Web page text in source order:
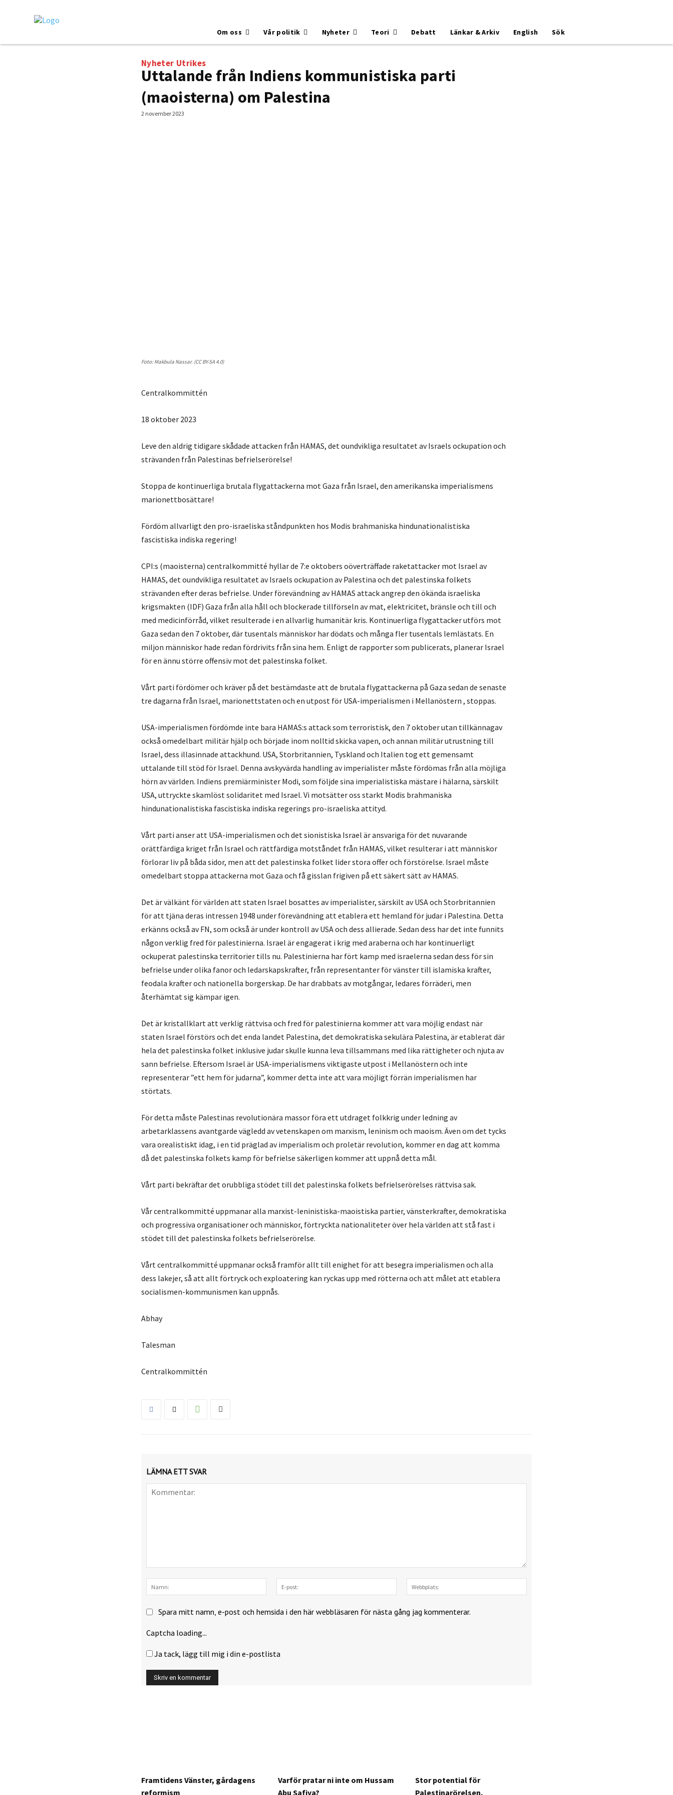
Om oss Vår politik Nyheter Teori Debatt Länkar & Arkiv English Sök
Nyheter Utrikes
Uttalande från Indiens kommunistiska parti
(maoisterna) om Palestina
2 november 2023
Foto: Makbula Nassar. (CC BY-SA 4.0)
Centralkommittén
18 oktober 2023
Leve den aldrig tidigare skådade attacken från HAMAS, det oundvikliga resultatet av Israels ockupation och
strävanden från Palestinas befrielserörelse!
Stoppa de kontinuerliga brutala flygattackerna mot Gaza från Israel, den amerikanska imperialismens
marionettbosättare!
Fördöm allvarligt den pro-israeliska ståndpunkten hos Modis brahmaniska hindunationalistiska
fascistiska indiska regering!
CPI:s (maoisterna) centralkommitté hyllar de 7:e oktobers oöverträffade raketattacker mot Israel av
HAMAS, det oundvikliga resultatet av Israels ockupation av Palestina och det palestinska folkets
strävanden efter deras befrielse. Under förevändning av HAMAS attack angrep den ökända israeliska
krigsmakten (IDF) Gaza från alla håll och blockerade tillförseln av mat, elektricitet, bränsle och till och
med medicinförråd, vilket resulterade i en allvarlig humanitär kris. Kontinuerliga flygattacker utförs mot
Gaza sedan den 7 oktober, där tusentals människor har dödats och många fler tusentals lemlästats. En
miljon människor hade redan fördrivits från sina hem. Enligt de rapporter som publicerats, planerar Israel
för en ännu större offensiv mot det palestinska folket.
Vårt parti fördömer och kräver på det bestämdaste att de brutala flygattackerna på Gaza sedan de senaste
tre dagarna från Israel, marionettstaten och en utpost för USA-imperialismen i Mellanöstern , stoppas.
USA-imperialismen fördömde inte bara HAMAS:s attack som terroristisk, den 7 oktober utan tillkännagav
också omedelbart militär hjälp och började inom nolltid skicka vapen, och annan militär utrustning till
Israel, dess illasinnade attackhund. USA, Storbritannien, Tyskland och Italien tog ett gemensamt
uttalande till stöd för Israel. Denna avskyvärda handling av imperialister måste fördömas från alla möjliga
hörn av världen. Indiens premiärminister Modi, som följde sina imperialistiska mästare i hälarna, särskilt
USA, uttryckte skamlöst solidaritet med Israel. Vi motsätter oss starkt Modis brahmaniska
hindunationalistiska fascistiska indiska regerings pro-israeliska attityd.
Vårt parti anser att USA-imperialismen och det sionistiska Israel är ansvariga för det nuvarande
orättfärdiga kriget från Israel och rättfärdiga motståndet från HAMAS, vilket resulterar i att människor
förlorar liv på båda sidor, men att det palestinska folket lider stora offer och förstörelse. Israel måste
omedelbart stoppa attackerna mot Gaza och få gisslan frigiven på ett säkert sätt av HAMAS.
Det är välkänt för världen att staten Israel bosattes av imperialister, särskilt av USA och Storbritannien
för att tjäna deras intressen 1948 under förevändning att etablera ett hemland för judar i Palestina. Detta
erkänns också av FN, som också är under kontroll av USA och dess allierade. Sedan dess har det inte funnits
någon verklig fred för palestinierna. Israel är engagerat i krig med araberna och har kontinuerligt
ockuperat palestinska territorier tills nu. Palestinierna har fört kamp med israelerna sedan dess för sin
befrielse under olika fanor och ledarskapskrafter, från representanter för vänster till islamiska krafter,
feodala krafter och nationella borgerskap. De har drabbats av motgångar, ledares förräderi, men
återhämtat sig kämpar igen.
Det är kristallklart att verklig rättvisa och fred för palestinierna kommer att vara möjlig endast när
staten Israel förstörs och det enda landet Palestina, det demokratiska sekulära Palestina, är etablerat där
hela det palestinska folket inklusive judar skulle kunna leva tillsammans med lika rättigheter och njuta av
sann befrielse. Eftersom Israel är USA-imperialismens viktigaste utpost i Mellanöstern och inte
representerar ”ett hem för judarna”, kommer detta inte att vara möjligt förrän imperialismen har
störtats.
För detta måste Palestinas revolutionära massor föra ett utdraget folkkrig under ledning av
arbetarklassens avantgarde vägledd av vetenskapen om marxism, leninism och maoism. Även om det tycks
vara orealistiskt idag, i en tid präglad av imperialism och proletär revolution, kommer en dag att komma
då det palestinska folkets kamp för befrielse säkerligen kommer att uppnå detta mål.
Vårt parti bekräftar det orubbliga stödet till det palestinska folkets befrielserörelses rättvisa sak.
Vår centralkommitté uppmanar alla marxist-leninistiska-maoistiska partier, vänsterkrafter, demokratiska
och progressiva organisationer och människor, förtryckta nationaliteter över hela världen att stå fast i
stödet till det palestinska folkets befrielserörelse.
Vårt centralkommitté uppmanar också framför allt till enighet för att besegra imperialismen och alla
dess lakejer, så att allt förtryck och exploatering kan ryckas upp med rötterna och att målet att etablera
socialismen-kommunismen kan uppnås.
Abhay
Talesman
Centralkommittén
LÄMNA ETT SVAR
Namn:
post:
Spara mitt namn, e-post och hemsida i den här webbläsaren för nästa gång jag kommenterar.
Captcha loading...
Ja tack, lägg till mig i din e-postlista
Framtidens Vänster, gårdagens
reformism
Varför pratar ni inte om Hussam
Abu Safiya?
Stor potential för
Palestinarörelsen.